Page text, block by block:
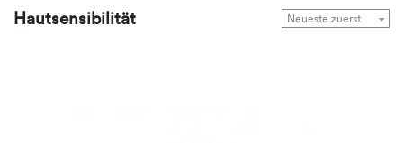
Hautsensibilität